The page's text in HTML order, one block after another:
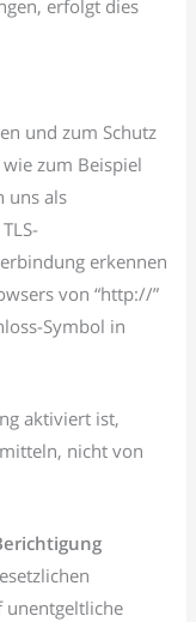
erfolgt dies
und zum Schutz
zum Beispiel
uns als
erkennen
von “http://”
Symbol in
aktiviert ist,
nicht von
unentgeltliche